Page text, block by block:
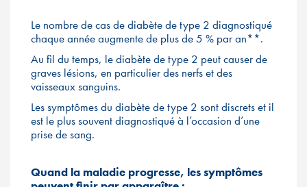
Le nombre de cas de diabète de type 2 diagnostiqué
chaque année augmente de plus de 5 % par an**.
Au fil du temps, le diabète de type 2 peut causer de
graves lésions, en particulier des nerfs et des
vaisseaux sanguins.
Les symptômes du diabète de type 2 sont discrets et il
est le plus souvent diagnostiqué à l’occasion d’une
prise de sang.
Quand la maladie progresse, les symptômes